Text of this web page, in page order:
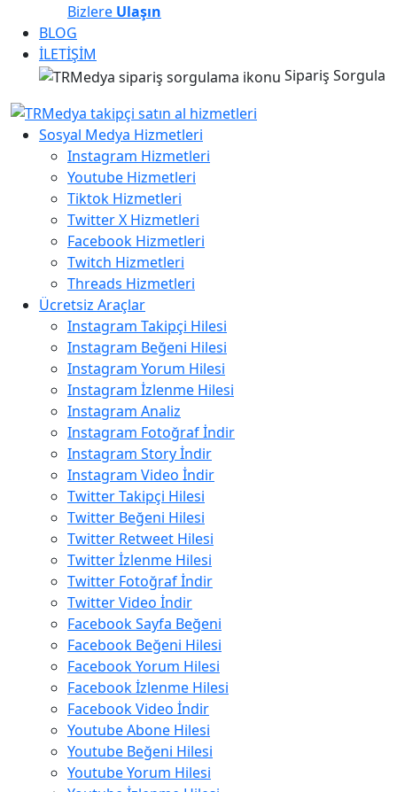
Bizlere Ulaşın
BLOG
İLETİŞİM
Sipariş Sorgula
Sosyal Medya Hizmetleri
Instagram Hizmetleri
Youtube Hizmetleri
Tiktok Hizmetleri
Twitter X Hizmetleri
Facebook Hizmetleri
Twitch Hizmetleri
Threads Hizmetleri
Ücretsiz Araçlar
Instagram Takipçi Hilesi
Instagram Beğeni Hilesi
Instagram Yorum Hilesi
Instagram İzlenme Hilesi
Instagram Analiz
Instagram Fotoğraf İndir
Instagram Story İndir
Instagram Video İndir
Twitter Takipçi Hilesi
Twitter Beğeni Hilesi
Twitter Retweet Hilesi
Twitter İzlenme Hilesi
Twitter Fotoğraf İndir
Twitter Video İndir
Facebook Sayfa Beğeni
Facebook Beğeni Hilesi
Facebook Yorum Hilesi
Facebook İzlenme Hilesi
Facebook Video İndir
Youtube Abone Hilesi
Youtube Beğeni Hilesi
Youtube Yorum Hilesi